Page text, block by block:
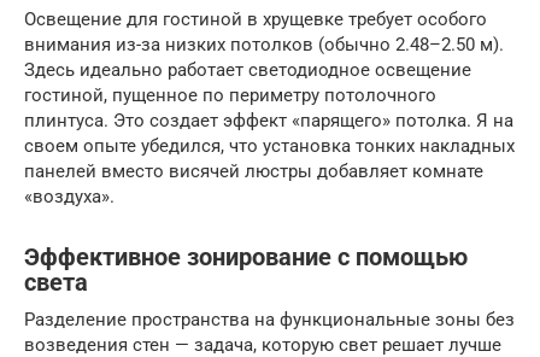
Освещение для гостиной в хрущевке требует особого
внимания из-за низких потолков (обычно 2.48–2.50 м).
Здесь идеально работает светодиодное освещение
гостиной, пущенное по периметру потолочного
плинтуса. Это создает эффект «парящего» потолка. Я на
своем опыте убедился, что установка тонких накладных
панелей вместо висячей люстры добавляет комнате
«воздуха».
Эффективное зонирование с помощью
света
Разделение пространства на функциональные зоны без
возведения стен — задача, которую свет решает лучше